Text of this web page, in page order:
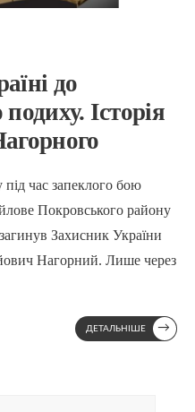
до
Історія
час запеклого бою
Покровського району
Захисник України
Нагорний. Лише через
ДЕТАЛЬНІШЕ →